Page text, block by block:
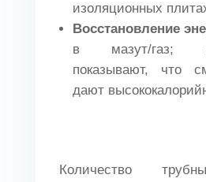
изоляционных
Восстановление
в мазут/газ;
показывают, что
дают
Количество